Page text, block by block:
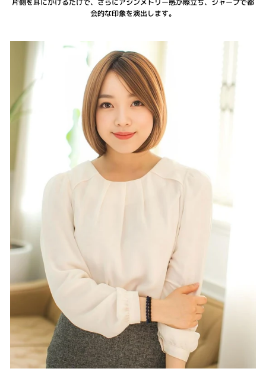
片側を耳にかけるだけで、さらにアシンメトリー感が際立ち、シャープで都
会的な印象を演出します。